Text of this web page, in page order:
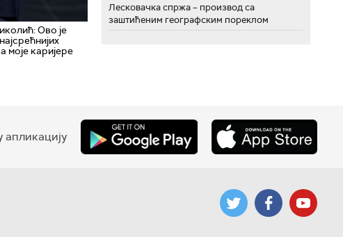
Ово је
моје каријере
Лесковачка спржа – производ са
заштићеним географским пореклом